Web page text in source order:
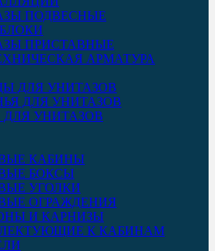
ПОДВЕСНЫЕ
ПРИСТАВНЫЕ
АРМАТУРА
ДЛЯ УНИТАЗОВ
ДЛЯ УНИТАЗОВ
ДЛЯ УНИТАЗОВ
КАБИНЫ
БОКСЫ
УГОЛКИ
ОГРАЖДЕНИЯ
И КАРНИЗЫ
К КАБИНАМ